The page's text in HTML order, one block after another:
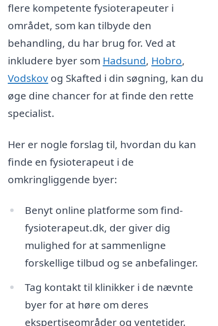
flere kompetente fysioterapeuter i
området, som kan tilbyde den
behandling, du har brug for. Ved at
inkludere byer som Hadsund, Hobro,
Vodskov og Skafted i din søgning, kan du
øge dine chancer for at finde den rette
specialist.
Her er nogle forslag til, hvordan du kan
finde en fysioterapeut i de
omkringliggende byer:
Benyt online platforme som find-
fysioterapeut.dk, der giver dig
mulighed for at sammenligne
forskellige tilbud og se anbefalinger.
Tag kontakt til klinikker i de nævnte
byer for at høre om deres
ekspertiseområder og ventetider.